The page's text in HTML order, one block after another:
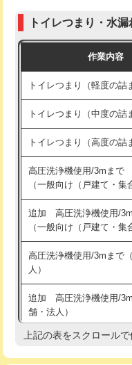
トイレつまり・水
作業内容
トイレつまり（軽度の詰
トイレつまり（中度の詰
トイレつまり（高度の詰
高圧洗浄機使用/3mまで
（一般向け（戸建て・集
追加 高圧洗浄機使用/3m
（一般向け（戸建て・集
高圧洗浄機使用/3mまで
人）
追加 高圧洗浄機使用/
舗・法人）
高度高圧洗浄換
上記の表をスクロール